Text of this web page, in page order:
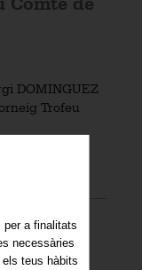
Comte de
DOMINGUEZ
Trofeu
per a finalitats
necessàries
teus hàbits